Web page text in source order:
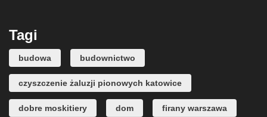
Tagi
budowa budownictwo
czyszczenie żaluzji pionowych katowice
dobre moskitiery dom firany warszawa